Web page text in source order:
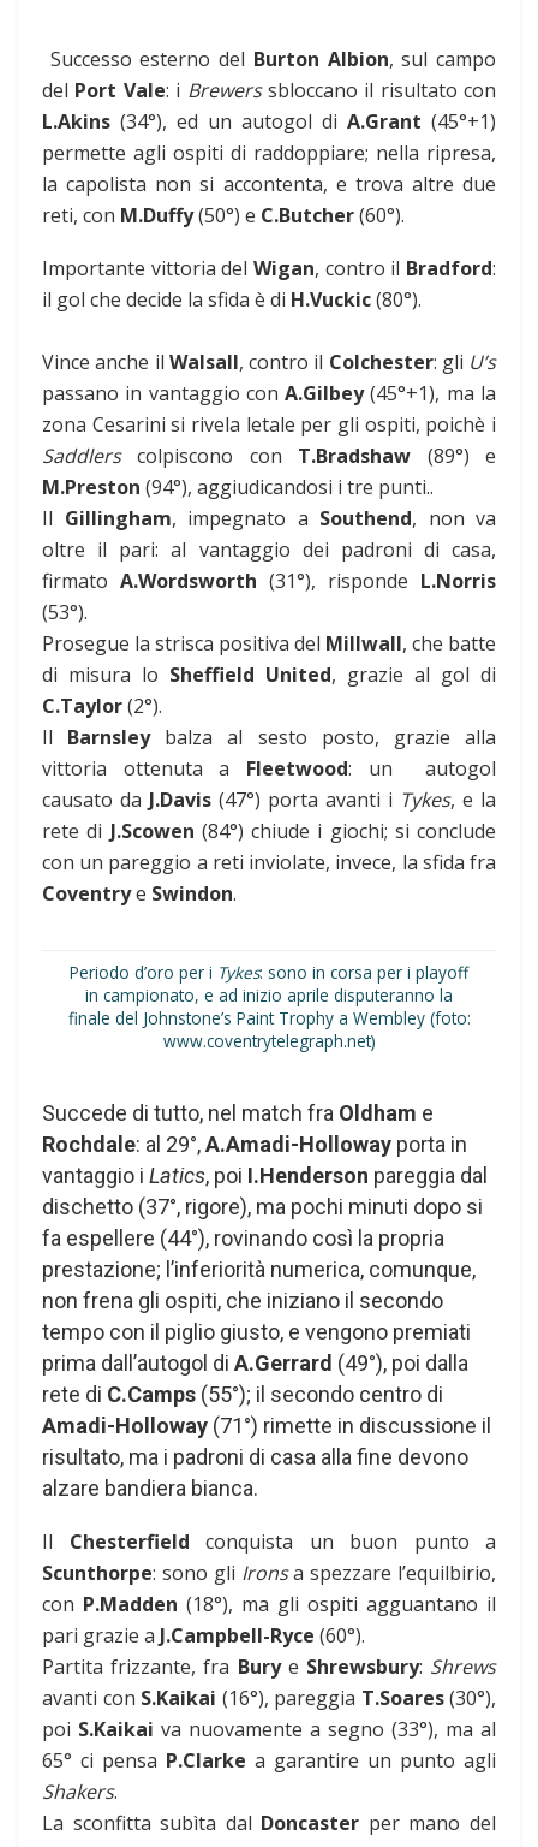
Successo esterno del Burton Albion, sul campo
del Port Vale: i Brewerssbloccano il risultato con
L.Akins (34°), ed un autogol di A.Grant (45°+1)
permette agli ospiti di raddoppiare; nella ripresa,
la capolista non si accontenta, e trova altre due
reti, con M.Duffy(50°) e C.Butcher(60°).
Importante vittoria del Wigan, contro il Bradford:
il gol che decide la sfida è di H.Vuckic(80°).
Vince anche il Walsall, contro il Colchester: gli U’s
passano in vantaggio conA.Gilbey(45°+1), ma la
zona Cesarini si rivela letale per gli ospiti, poichè i
Saddlerscolpiscono con T.Bradshaw (89°) e
M.Preston (94°), aggiudicandosi i tre punti..
Il Gillingham, impegnato a Southend, non va
oltre il pari: al vantaggio dei padroni di casa,
firmato A.Wordsworth (31°), risponde L.Norris
(53°).
Prosegue la strisca positiva del Millwall, che batte
di misura lo Sheffield United, grazie al gol di
C.Taylor(2°).
Il Barnsleybalza al sesto posto, grazie alla
vittoria ottenuta a Fleetwood: un autogol
causato da J.Davis (47°) porta avanti i Tykes, e la
rete di J.Scowen (84°) chiude i giochi; si conclude
con un pareggio a reti inviolate, invece, la sfida fra
Coventrye Swindon.
Periodo d’oro per i Tykes: sono in corsa per i playoff
in campionato, e ad inizio aprile disputeranno la
finale del Johnstone’s Paint Trophy a Wembley (foto:
www.coventrytelegraph.net)
Succede di tutto, nel match fra Oldham e
Rochdale: al 29°,A.Amadi-Holloway porta in
vantaggio i Latics, poi I.Henderson pareggia dal
dischetto (37°, rigore), ma pochi minuti dopo si
fa espellere (44°), rovinando così la propria
prestazione; l’inferiorità numerica, comunque,
non frena gli ospiti, che iniziano il secondo
tempo con il piglio giusto, e vengono premiati
prima dall’autogol di A.Gerrard (49°), poi dalla
rete di C.Camps (55°); il secondo centro di
Amadi-Holloway (71°) rimette in discussione il
risultato, ma i padroni di casa alla fine devono
alzare bandiera bianca.
Il Chesterfield conquista un buon punto a
Scunthorpe: sono gli Ironsa spezzare l’equilbirio,
con P.Madden (18°), ma gli ospiti agguantano il
pari grazie a J.Campbell-Ryce (60°).
Partita frizzante, fra Burye Shrewsbury: Shrews
avanti con S.Kaikai (16°), pareggia T.Soares(30°),
poi S.Kaikai va nuovamente a segno (33°), ma al
65° ci pensa P.Clarke a garantire un punto agli
Shakers.
La sconfitta subìta dal Doncaster per mano del